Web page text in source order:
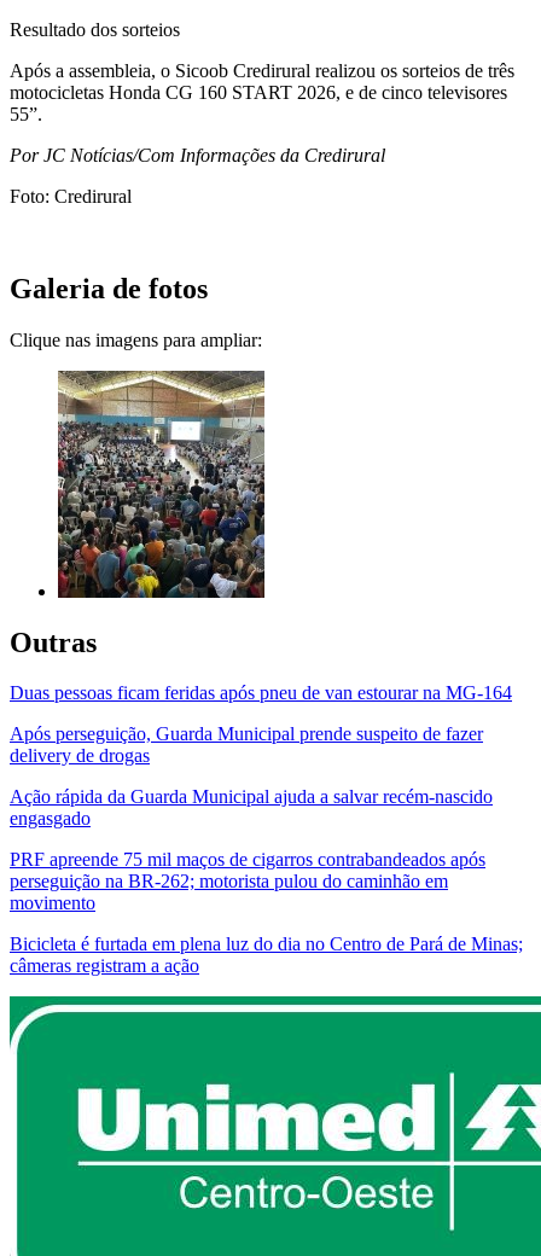
Resultado dos sorteios
Após a assembleia, o Sicoob Credirural realizou os sorteios de três
motocicletas Honda CG 160 START 2026, e de cinco televisores
55”.
Por JC Notícias/Com Informações da Credirural
Foto: Credirural
Galeria de fotos
Clique nas imagens para ampliar:
Outras
Duas pessoas ficam feridas após pneu de van estourar na MG-164
Após perseguição, Guarda Municipal prende suspeito de fazer
delivery de drogas
Ação rápida da Guarda Municipal ajuda a salvar recém-nascido
engasgado
PRF apreende 75 mil maços de cigarros contrabandeados após
perseguição na BR-262; motorista pulou do caminhão em
movimento
Bicicleta é furtada em plena luz do dia no Centro de Pará de Minas;
câmeras registram a ação